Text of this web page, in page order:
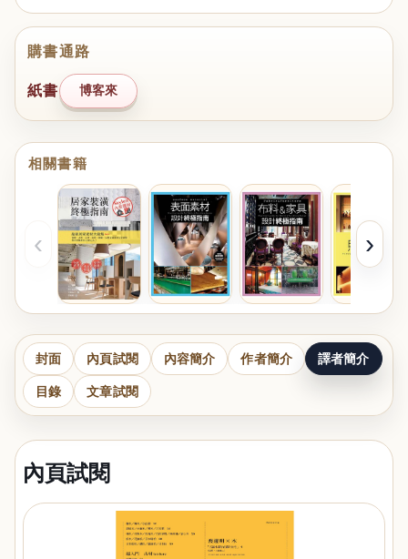
購書通路
紙書 博客來
相關書籍
‹ ›
封面 內頁試閱 內容簡介 作者簡介 譯者簡介
目錄 文章試閱
內頁試閱